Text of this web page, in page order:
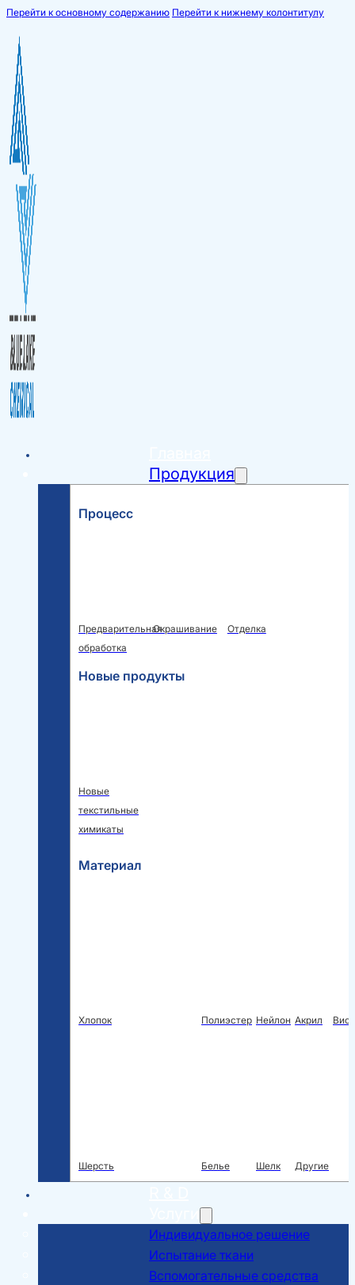
Перейти к основному содержанию Перейти к нижнему колонтитулу
Продукция
Процесс
Предварительная
обработка
Окрашивание Отделка
Новые продукты
Новые
текстильные
химикаты
Материал
Хлопок Полиэстер Нейлон Акрил
Шерсть Белье Шелк Другие
Индивидуальное решение
Испытание ткани
Вспомогательные средства